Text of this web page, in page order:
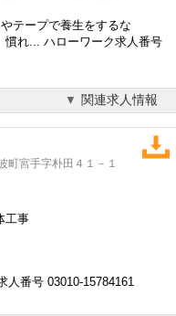
テープで養生をするな
慣れ... ハローワーク求人番号
関連求人情報
宮手字朴田４１－１
工事
人番号 03010-15784161